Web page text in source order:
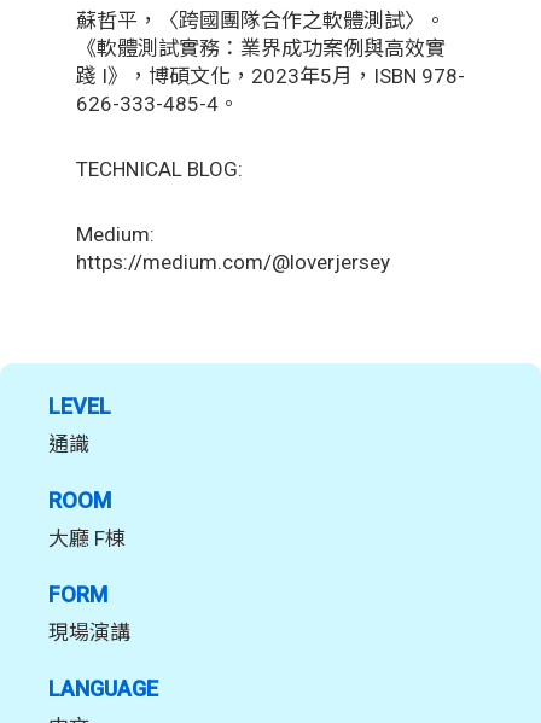
蘇哲平，〈跨國團隊合作之軟體測試〉。
《軟體測試實務：業界成功案例與高效實
踐 I》，博碩文化，2023年5月，ISBN 978-
626-333-485-4。
TECHNICAL BLOG:
Medium:
https://medium.com/@loverjersey
LEVEL
通識
ROOM
大廳 F棟
FORM
現場演講
LANGUAGE